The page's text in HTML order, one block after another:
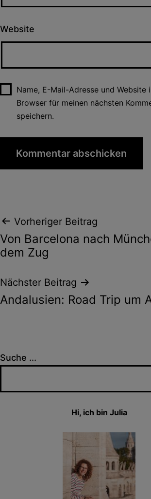
Website
Name, E-Mail-Adresse und Website
Browser für meinen nächsten
speichern.
Beitragsnavigation
Vorheriger Beitrag
Von Barcelona nach
dem Zug
Nächster Beitrag
Andalusien: Road Trip um
Suche ...
Hi, ich bin Julia